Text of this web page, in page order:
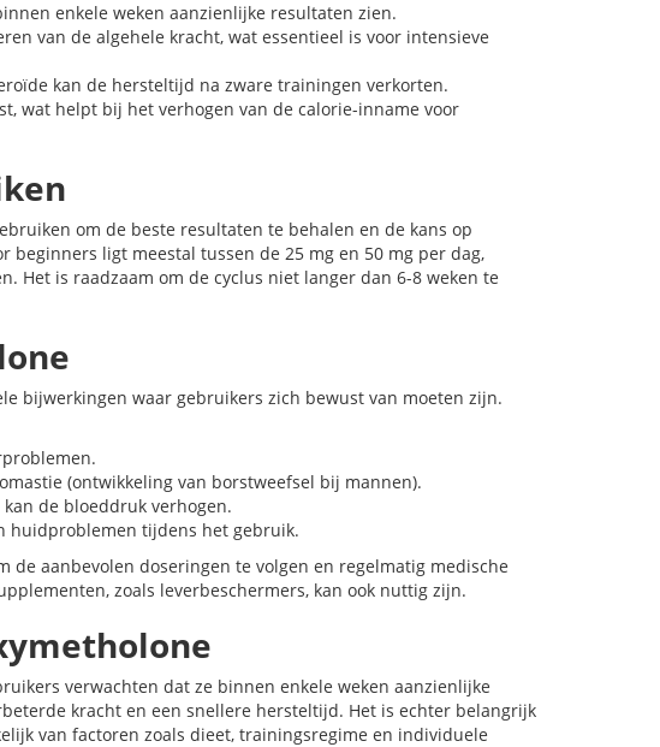
enkele weken aanzienlijke resultaten zien.
van de algehele kracht, wat essentieel is voor intensieve
kan de hersteltijd na zware trainingen verkorten.
wat helpt bij het verhogen van de calorie-inname voor
om de beste resultaten te behalen en de kans op
ligt meestal tussen de 25 mg en 50 mg per dag,
Het is raadzaam om de cyclus niet langer dan 6-8 weken te
bijwerkingen waar gebruikers zich bewust van moeten zijn.
(ontwikkeling van borstweefsel bij mannen).
de bloeddruk verhogen.
huidproblemen tijdens het gebruik.
aanbevolen doseringen te volgen en regelmatig medische
zoals leverbeschermers, kan ook nuttig zijn.
verwachten dat ze binnen enkele weken aanzienlijke
kracht en een snellere hersteltijd. Het is echter belangrijk
van factoren zoals dieet, trainingsregime en individuele